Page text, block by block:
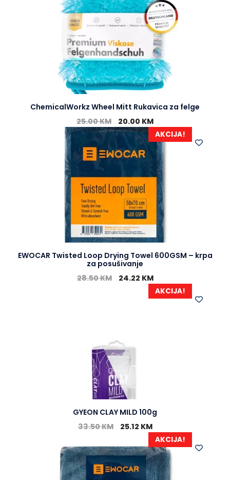
ChemicalWorkz Wheel Mitt Rukavica za felge
25.00KM 20.00 KM
AKCIJA!
EWOCAR Twisted Loop Drying Towel 600GSM – krpa
za posušivanje
28.50KM 24.22 KM
AKCIJA!
GYEON CLAY MILD 100g
33.50KM 25.12 KM
AKCIJA!